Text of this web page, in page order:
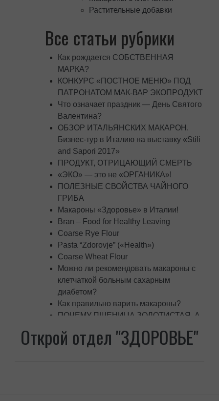
Растительные добавки
Все статьи рубрики
Как рождается СОБСТВЕННАЯ
МАРКА?
КОНКУРС «ПОСТНОЕ МЕНЮ» ПОД
ПАТРОНАТОМ МАК-ВАР ЭКОПРОДУКТ
Что означает праздник — День Святого
Валентина?
ОБЗОР ИТАЛЬЯНСКИХ МАКАРОН.
Бизнес-тур в Италию на выставку «Stili
and Sapori 2017»
ПРОДУКТ, ОТРИЦАЮЩИЙ СМЕРТЬ
«ЭКО» — это не «ОРГАНИКА»!
ПОЛЕЗНЫЕ СВОЙСТВА ЧАЙНОГО
ГРИБА
Макароны «Здоровье» в Италии!
Bran – Food for Healthy Leaving
Coarse Rye Flour
Pasta “Zdorovje” («Health»)
Coarse Wheat Flour
Можно ли рекомендовать макароны с
клетчаткой больным сахарным
диабетом?
Как правильно варить макароны?
ПОЧЕМУ ПШЕНИЦА ЗОЛОТИСТАЯ, А
Что такое макароны «Здоровье»?
Открой отдел "ЗДОРОВЬЕ"